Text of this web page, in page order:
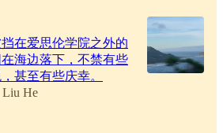
在爱思伦学院之外的
海边落下，不禁有些
甚至有些庆幸。
He